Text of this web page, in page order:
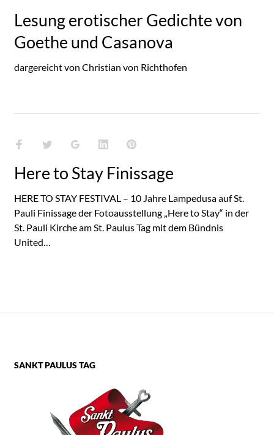
Lesung erotischer Gedichte von
Goethe und Casanova
dargereicht von Christian von Richthofen
FacebookTwitterGoogle+LinkedInPinterest
Here to Stay Finissage
HERE TO STAY FESTIVAL – 10 Jahre Lampedusa auf St.
Pauli Finissage der Fotoausstellung „Here to Stay“ in der
St. Pauli Kirche am St. Paulus Tag mit dem Bündnis
United…
SANKT PAULUS TAG